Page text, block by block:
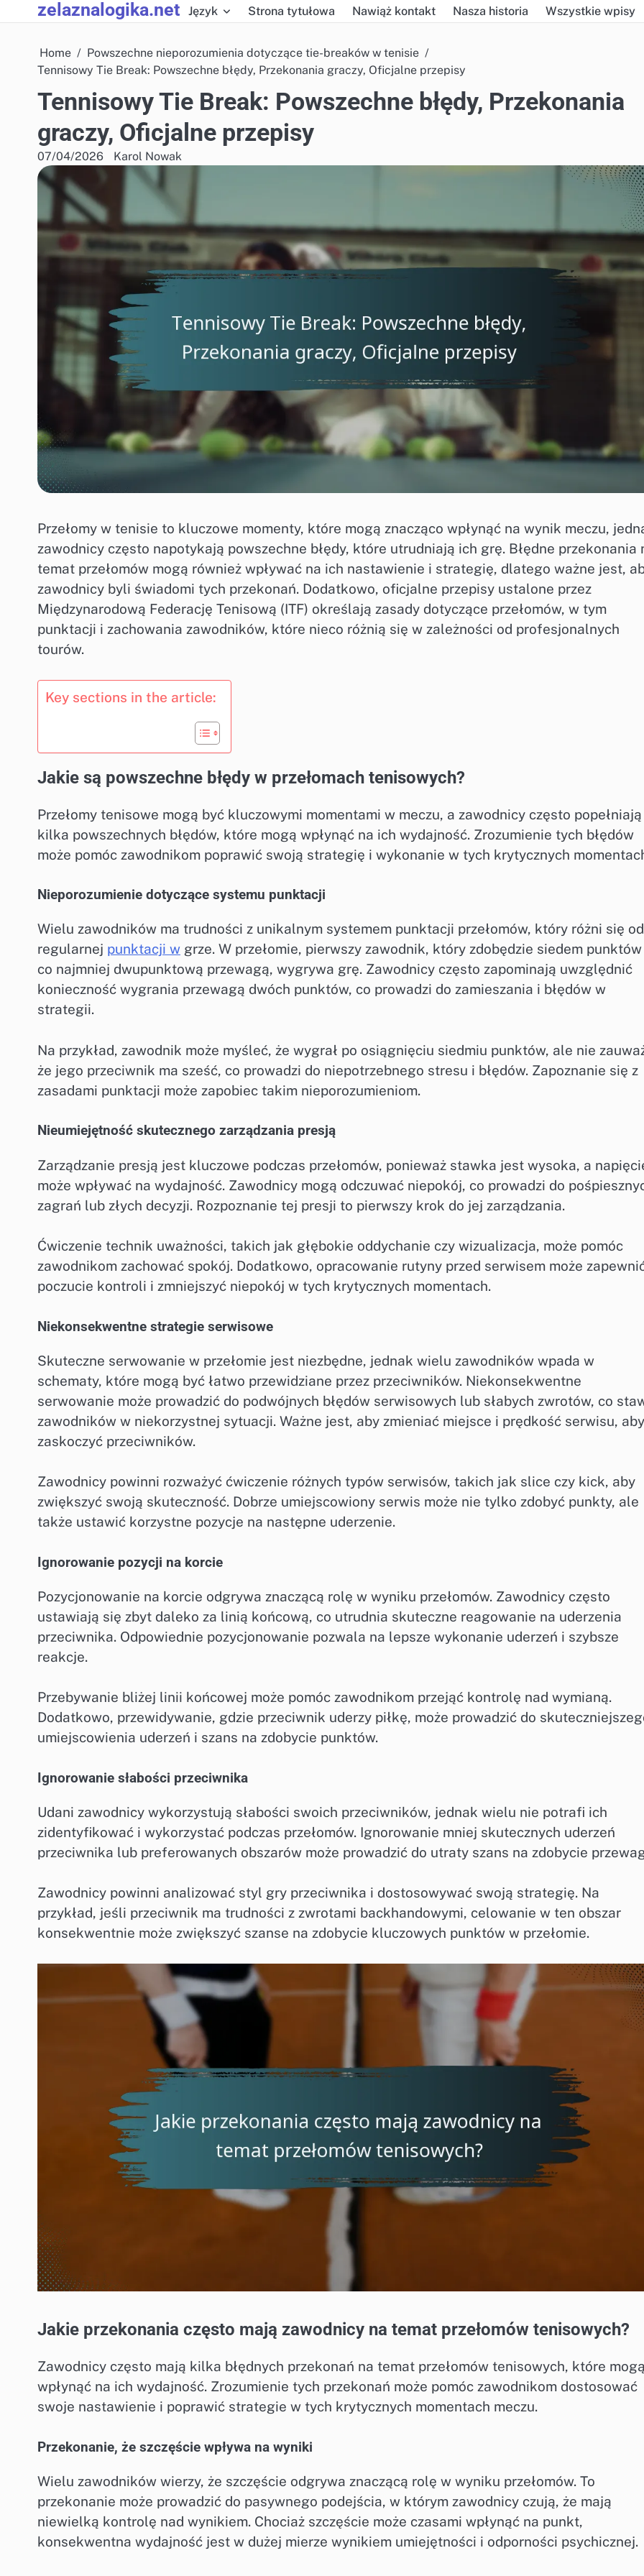
to
zelaznalogika.net Język Strona tytułowa Nawiąż kontakt Nasza historia Wszystkie wpisy
Home
Powszechne nieporozumienia dotyczące tie-breaków w tenisie
Tennisowy Tie Break: Powszechne błędy, Przekonania graczy, Oficjalne przepisy
Tennisowy Tie Break: Powszechne błędy, Przekonania
graczy, Oficjalne przepisy
07/04/2026 Karol Nowak
Przełomy w tenisie to kluczowe momenty, które mogą znacząco wpłynąć na wynik meczu,
zawodnicy często napotykają powszechne błędy, które utrudniają ich grę. Błędne przekonania
temat przełomów mogą również wpływać na ich nastawienie i strategię, dlatego ważne jest,
zawodnicy byli świadomi tych przekonań. Dodatkowo, oficjalne przepisy ustalone przez
Międzynarodową Federację Tenisową (ITF) określają zasady dotyczące przełomów, w tym
punktacji i zachowania zawodników, które nieco różnią się w zależności od profesjonalnych
tourów.
Key sections in the article:
Jakie są powszechne błędy w przełomach tenisowych?
Przełomy tenisowe mogą być kluczowymi momentami w meczu, a zawodnicy często popełniają
kilka powszechnych błędów, które mogą wpłynąć na ich wydajność. Zrozumienie tych błędów
może pomóc zawodnikom poprawić swoją strategię i wykonanie w tych krytycznych
Nieporozumienie dotyczące systemu punktacji
Wielu zawodników ma trudności z unikalnym systemem punktacji przełomów, który różni się od
regularnej punktacji w grze. W przełomie, pierwszy zawodnik, który zdobędzie siedem punktów
co najmniej dwupunktową przewagą, wygrywa grę. Zawodnicy często zapominają uwzględnić
konieczność wygrania przewagą dwóch punktów, co prowadzi do zamieszania i błędów w
strategii.
Na przykład, zawodnik może myśleć, że wygrał po osiągnięciu siedmiu punktów, ale nie
że jego przeciwnik ma sześć, co prowadzi do niepotrzebnego stresu i błędów. Zapoznanie się z
zasadami punktacji może zapobiec takim nieporozumieniom.
Nieumiejętność skutecznego zarządzania presją
Zarządzanie presją jest kluczowe podczas przełomów, ponieważ stawka jest wysoka, a
może wpływać na wydajność. Zawodnicy mogą odczuwać niepokój, co prowadzi do
zagrań lub złych decyzji. Rozpoznanie tej presji to pierwszy krok do jej zarządzania.
Ćwiczenie technik uważności, takich jak głębokie oddychanie czy wizualizacja, może pomóc
zawodnikom zachować spokój. Dodatkowo, opracowanie rutyny przed serwisem może
poczucie kontroli i zmniejszyć niepokój w tych krytycznych momentach.
Niekonsekwentne strategie serwisowe
Skuteczne serwowanie w przełomie jest niezbędne, jednak wielu zawodników wpada w
schematy, które mogą być łatwo przewidziane przez przeciwników. Niekonsekwentne
serwowanie może prowadzić do podwójnych błędów serwisowych lub słabych zwrotów, co
zawodników w niekorzystnej sytuacji. Ważne jest, aby zmieniać miejsce i prędkość serwisu, aby
zaskoczyć przeciwników.
Zawodnicy powinni rozważyć ćwiczenie różnych typów serwisów, takich jak slice czy kick, aby
zwiększyć swoją skuteczność. Dobrze umiejscowiony serwis może nie tylko zdobyć punkty, ale
także ustawić korzystne pozycje na następne uderzenie.
Ignorowanie pozycji na korcie
Pozycjonowanie na korcie odgrywa znaczącą rolę w wyniku przełomów. Zawodnicy często
ustawiają się zbyt daleko za linią końcową, co utrudnia skuteczne reagowanie na uderzenia
przeciwnika. Odpowiednie pozycjonowanie pozwala na lepsze wykonanie uderzeń i szybsze
reakcje.
Przebywanie bliżej linii końcowej może pomóc zawodnikom przejąć kontrolę nad wymianą.
Dodatkowo, przewidywanie, gdzie przeciwnik uderzy piłkę, może prowadzić do
umiejscowienia uderzeń i szans na zdobycie punktów.
Ignorowanie słabości przeciwnika
Udani zawodnicy wykorzystują słabości swoich przeciwników, jednak wielu nie potrafi ich
zidentyfikować i wykorzystać podczas przełomów. Ignorowanie mniej skutecznych uderzeń
przeciwnika lub preferowanych obszarów może prowadzić do utraty szans na zdobycie
Zawodnicy powinni analizować styl gry przeciwnika i dostosowywać swoją strategię. Na
przykład, jeśli przeciwnik ma trudności z zwrotami backhandowymi, celowanie w ten obszar
konsekwentnie może zwiększyć szanse na zdobycie kluczowych punktów w przełomie.
Jakie przekonania często mają zawodnicy na temat przełomów tenisowych?
Zawodnicy często mają kilka błędnych przekonań na temat przełomów tenisowych, które
wpłynąć na ich wydajność. Zrozumienie tych przekonań może pomóc zawodnikom dostosować
swoje nastawienie i poprawić strategie w tych krytycznych momentach meczu.
Przekonanie, że szczęście wpływa na wyniki
Wielu zawodników wierzy, że szczęście odgrywa znaczącą rolę w wyniku przełomów. To
przekonanie może prowadzić do pasywnego podejścia, w którym zawodnicy czują, że mają
niewielką kontrolę nad wynikiem. Chociaż szczęście może czasami wpłynąć na punkt,
konsekwentna wydajność jest w dużej mierze wynikiem umiejętności i odporności psychicznej.